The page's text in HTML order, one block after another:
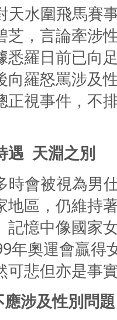
水圍飛馬賽
，言論牽涉
羅日前已向
羅怒罵涉及
視事件，不
遇 天淵之別
會被視為男
區，仍維持
憶中像國家
年奧運會贏得
悲但亦是事實
涉及性別問題